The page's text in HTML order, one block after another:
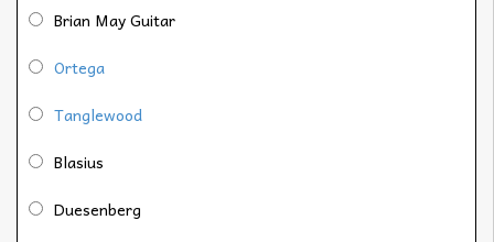
Brian May Guitar
Ortega
Tanglewood
Blasius
Duesenberg